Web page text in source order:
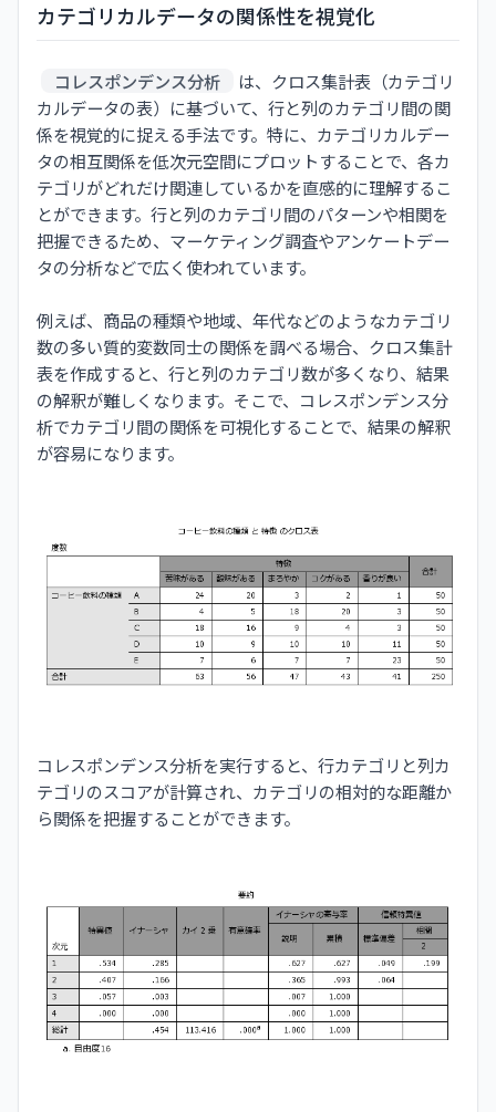
カテゴリカルデータの関係性を視覚化
コレスポンデンス分析
は、クロス集計表（カテゴリ
カルデータの表）に基づいて、行と列のカテゴリ間の関
係を視覚的に捉える手法です。特に、カテゴリカルデー
タの相互関係を低次元空間にプロットすることで、各カ
テゴリがどれだけ関連しているかを直感的に理解するこ
とができます。行と列のカテゴリ間のパターンや相関を
把握できるため、マーケティング調査やアンケートデー
タの分析などで広く使われています。
例えば、商品の種類や地域、年代などのようなカテゴリ
数の多い質的変数同士の関係を調べる場合、クロス集計
表を作成すると、行と列のカテゴリ数が多くなり、結果
の解釈が難しくなります。そこで、コレスポンデンス分
析でカテゴリ間の関係を可視化することで、結果の解釈
が容易になります。
コレスポンデンス分析を実行すると、行カテゴリと列カ
テゴリのスコアが計算され、カテゴリの相対的な距離か
ら関係を把握することができます。